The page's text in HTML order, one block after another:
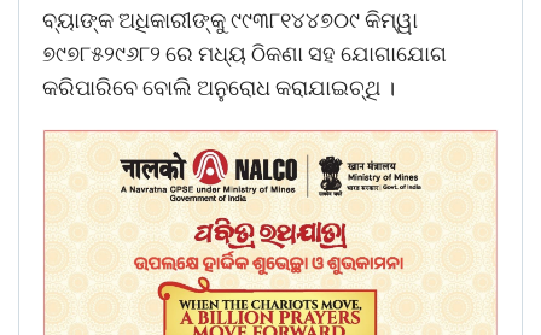
ବ୍ୟାଙ୍କ ଅଧିକାରୀଙ୍କୁ ୯୯୩୮୧୪୪୭୦୯ କିମ୍ୱା
୭୯୭୮୫୨୯୬୮୨ ରେ ମଧ୍ୟ ଠିକଣା ସହ ଯୋଗାଯୋଗ
କରିପାରିବେ ବୋଲି ଅନୁରୋଧ କରାଯାଇଚ୍ଥି ।